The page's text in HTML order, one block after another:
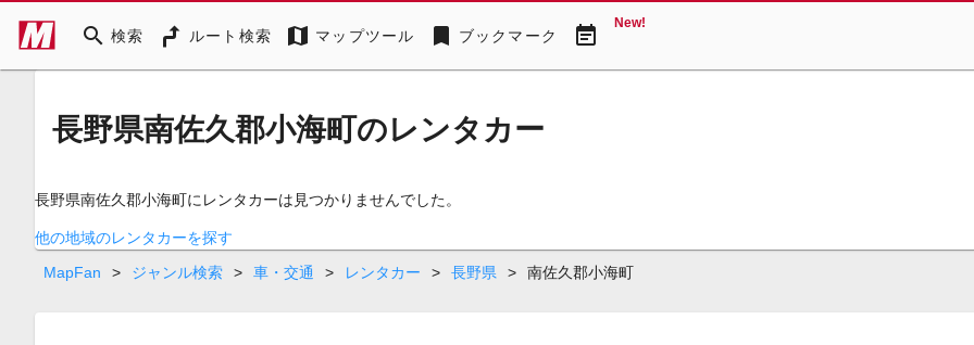
search 検索 ルート検索 map マップツール bookmark ブックマーク event_note New!
長野県南佐久郡小海町のレンタカー
長野県南佐久郡小海町にレンタカーは見つかりませんでした。
他の地域のレンタカーを探す
MapFan
> ジャンル検索 > 車・交通 > レンタカー > 長野県 > 南佐久郡小海町